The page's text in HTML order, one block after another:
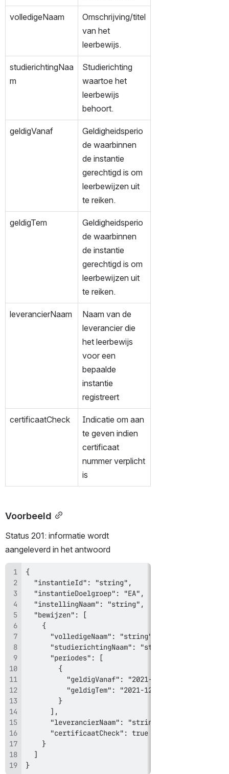
volledigeNaam
Omschrijving/titel
van het
leerbewijs.
studierichtingNaa
m
Studierichting
waartoe het
leerbewijs
behoort.
geldigVanaf
Geldigheidsperio
de waarbinnen
de instantie
gerechtigd is om
leerbewijzen uit
te reiken.
geldigTem
Geldigheidsperio
de waarbinnen
de instantie
gerechtigd is om
leerbewijzen uit
te reiken.
leverancierNaam
Naam van de
leverancier die
het leerbewijs
voor een
bepaalde
instantie
registreert
certificaatCheck
Indicatie om aan
te geven indien
certificaat
nummer verplicht
is
Voorbeeld
Status 201: informatie wordt
aangeleverd in het antwoord
}